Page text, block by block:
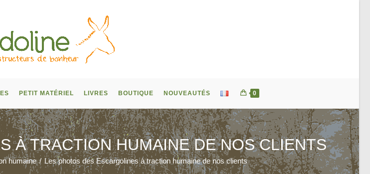
PETIT MATÉRIEL LIVRES BOUTIQUE NOUVEAUTÉS 0
À TRACTION HUMAINE DE NOS CLIENTS
humaine / Les photos des Escargolines à traction humaine de nos clients